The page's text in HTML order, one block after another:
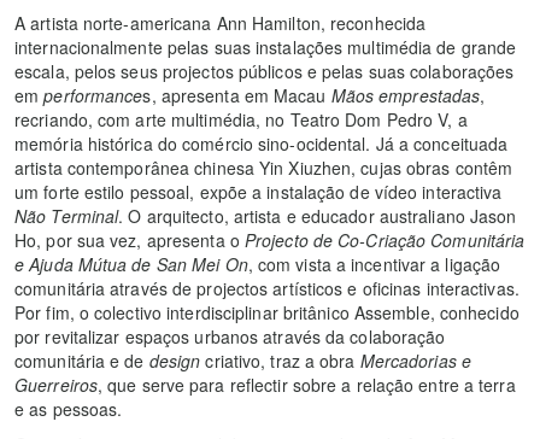
A artista norte-americana Ann Hamilton, reconhecida
internacionalmente pelas suas instalações multimédia de grande
escala, pelos seus projectos públicos e pelas suas colaborações
emperformances, apresenta em Macau Mãos emprestadas,
recriando, com arte multimédia, no Teatro Dom Pedro V, a
memória histórica do comércio sino-ocidental. Já a conceituada
artista contemporânea chinesa Yin Xiuzhen, cujas obras contêm
um forte estilo pessoal, expõe a instalação de vídeo interactiva
Não Terminal. O arquitecto, artista e educador australiano Jason
Ho, por sua vez, apresenta o Projecto de Co-Criação Comunitária
e Ajuda Mútua de San Mei On, com vista a incentivar a ligação
comunitária através de projectos artísticos e oficinas interactivas.
Por fim, o colectivo interdisciplinar britânico Assemble, conhecido
por revitalizar espaços urbanos através da colaboração
comunitária e de design criativo, traz a obra Mercadorias e
Guerreiros, que serve para reflectir sobre a relação entre a terra
e as pessoas.